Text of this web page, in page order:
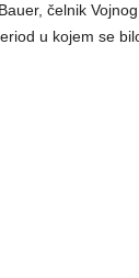
čelnik
u kojem se